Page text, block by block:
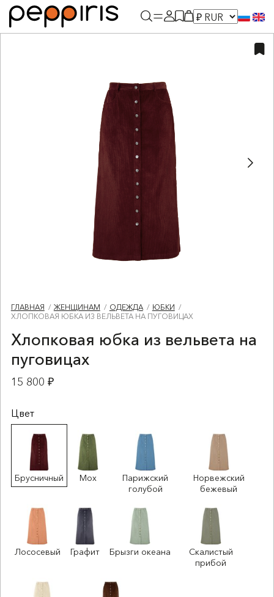
ГЛАВНАЯ ЖЕНЩИНАМ ОДЕЖДА
ЮБКИ
ХЛОПКОВАЯ ЮБКА ИЗ ВЕЛЬВЕТА НА ПУГОВИЦАХ
Хлопковая юбка из вельвета на
пуговицах
15 800 ₽
Цвет
Брусничный Мох
Парижский
голубой
Норвежский
бежевый
Лососевый Графит Брызги океана
Скалистый
прибой